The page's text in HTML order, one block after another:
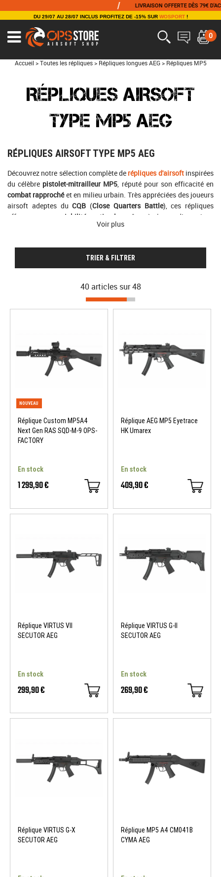
LIVRAISON OFFERTE DÈS 79€ D'ACHAT /
DU 29/07 AU 28/07 INCLUS PROFITEZ DE -15% SUR WOSPORT!
0
Accueil > Toutes les répliques > Répliques longues AEG > Répliques MP5
RÉPLIQUES AIRSOFT
TYPE MP5 AEG
RÉPLIQUES AIRSOFT TYPE MP5 AEG
Découvrez notre sélection complète de répliques d'airsoftinspirées
du célèbre pistolet-mitrailleur MP5, réputé pour son efficacité en
combat rapprochéet en milieu urbain. Très appréciées des joueurs
airsoft adeptes duCQB (Close Quarters Battle), ces répliques
offrent une
maniabilité optimale
grâce à leurs dimensions
crosses pliables, réglables ou rétractables
Voir plus
TRIER & FILTRER
40 articles sur 48
Réplique Custom MP5A4
Next Gen RAS SQD-M-9 OPS-
FACTORY
En stock
1 299,90 €
Réplique AEG MP5 Eyetrace
HK Umarex
En stock
409,90 €
Réplique VIRTUS VII
SECUTOR AEG
En stock
299,90 €
Réplique VIRTUS G-II
SECUTOR AEG
En stock
269,90 €
Réplique VIRTUS G-X
SECUTOR AEG
Réplique MP5 A4 CM041B
CYMA AEG